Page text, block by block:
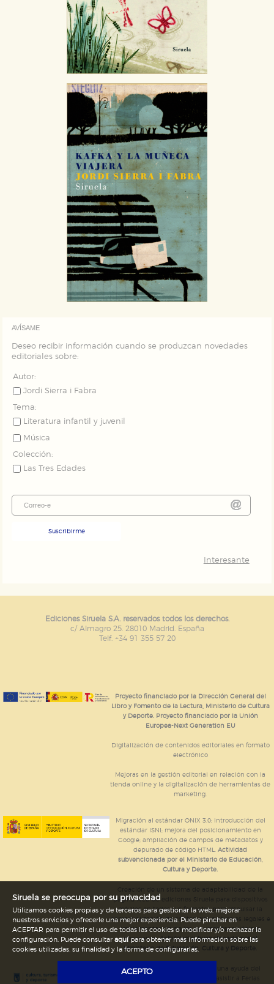
AVÍSAME
Deseo recibir información cuando se produzcan novedades
editoriales sobre:
Autor:
Jordi Sierra i Fabra
Tema:
Literatura infantil y juvenil
Música
Colección:
Las Tres Edades
Suscribirme
Interesante
Ediciones Siruela S.A. reservados todos los derechos.
c/ Almagro 25. 28010 Madrid. España
Telf. +34 91 355 57 20
Proyecto financiado por la Dirección General del
Libro y Fomento de la Lectura, Ministerio de Cultura
y Deporte. Proyecto financiado por la Unión
Europea-Next Generation EU
Digitalización de contenidos editoriales en formato
electrónico
Mejoras en la gestión editorial en relación con la
tienda online y la digitalización de herramientas de
marketing.
Migración al estándar ONIX 3.0; introducción del
estándar ISNI; mejora del posicionamiento en
Google; ampliación de campos de metadatos y
depurado de código HTML.Actividad
subvencionada por el Ministerio de Educación,
Cultura y Deporte.
página web de ediciones Siruela para dispositivos
móviles en todos sus formatos para impulsar la
comercialización de contenidos culturales legales e
implementación de los recursos tecnológicos
necesarios.Actividad subvencionada por el
Ministerio de Educación, Cultura y Deporte.
Ediciones Siruela ha percibido una ayuda del
Siruela se preocupa por su privacidad
Utilizamos cookies propias y de terceros para gestionar la web, mejorar
nuestros servicios y ofrecerle una mejor experiencia. Puede pinchar en
ACEPTAR para permitir el uso de todas las cookies o modificar y/o rechazar la
configuración. Puede consultar aquípara obtener más información sobre las
cookies utilizadas, su finalidad y la forma de configurarlas.
ACEPTO